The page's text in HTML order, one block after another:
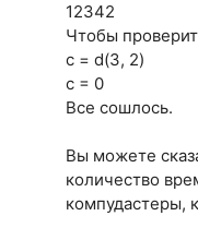
12342
Чтобы
c = d(3, 2)
c = 0
Все сошлось.
Вы можете
количество
компудастеры,